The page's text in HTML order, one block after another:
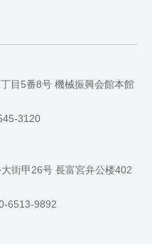
目5番8号 機械振興会館本館
3120
街甲26号 長富宮弁公楼402
6513-9892